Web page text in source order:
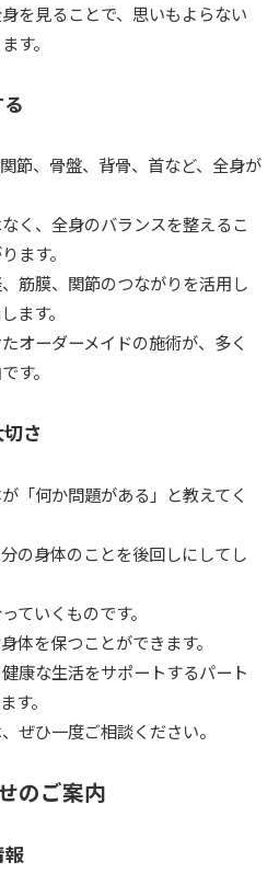
を見ることで、思いもよらない
す。
節、骨盤、背骨、首など、全身が
く、全身のバランスを整えるこ
ます。
筋膜、関節のつながりを活用し
ます。
オーダーメイドの施術が、多く
す。
さ
「何か問題がある」と教えてく
の身体のことを後回しにしてし
ていくものです。
体を保つことができます。
康な生活をサポートするパート
す。
ぜひ一度ご相談ください。
のご案内